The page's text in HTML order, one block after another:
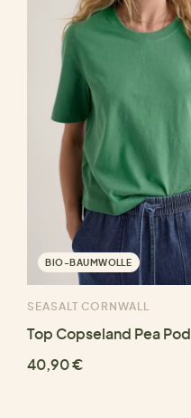
BIO-BAUMWOLLE
SEASALT CORNWALL
Top Copseland Pea Pod
40,90 €